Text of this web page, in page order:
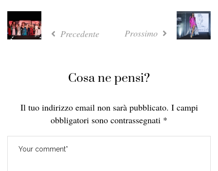
Precedente Prossimo
Cosa ne pensi?
Il tuo indirizzo email non sarà pubblicato. I campi
obbligatori sono contrassegnati *